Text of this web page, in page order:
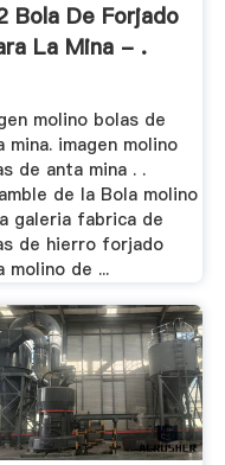
Bola De Forjado
La Mina - .
molino bolas de
mina. imagen molino
de anta mina . .
de la Bola molino
galeria fabrica de
de hierro forjado
molino de ...